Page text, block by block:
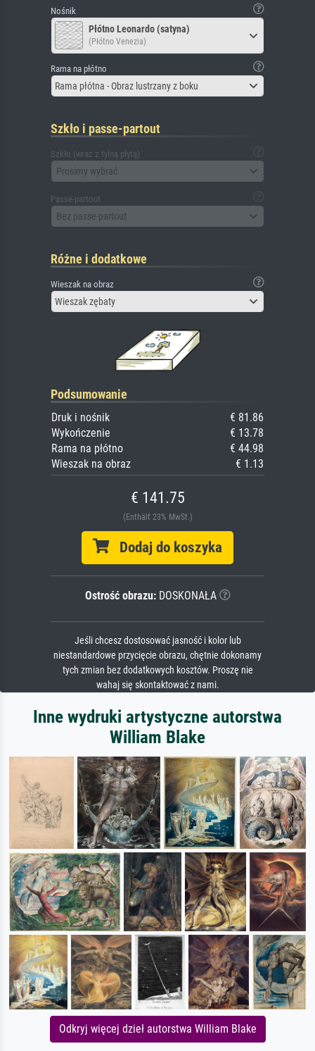
Nośnik
Płótno Leonardo (satyna)
(Płótno Venezia)
Rama na płótno
Rama płótna - Obraz lustrzany z boku
Szkło i passe-partout
Szkło (wraz z tylną płytą)
Prosimy wybrać
Passe-partout
Bez passe-partout
Różne i dodatkowe
Wieszak na obraz
Wieszak zębaty
Podsumowanie
Druk i nośnik
€ 81.86
Wykończenie
€ 13.78
Rama na płótno
€ 44.98
Wieszak na obraz
€ 1.13
€ 141.75
(Enthält 23% MwSt.)
Dodaj do koszyka
Ostrość obrazu:DOSKONAŁA
Jeśli chcesz dostosować jasność i kolor lub
niestandardowe przycięcie obrazu, chętnie dokonamy
tych zmian bez dodatkowych kosztów. Proszę nie
wahaj się skontaktować z nami.
Inne wydruki artystyczne autorstwa
William Blake
Odkryj więcej dzieł autorstwa William Blake